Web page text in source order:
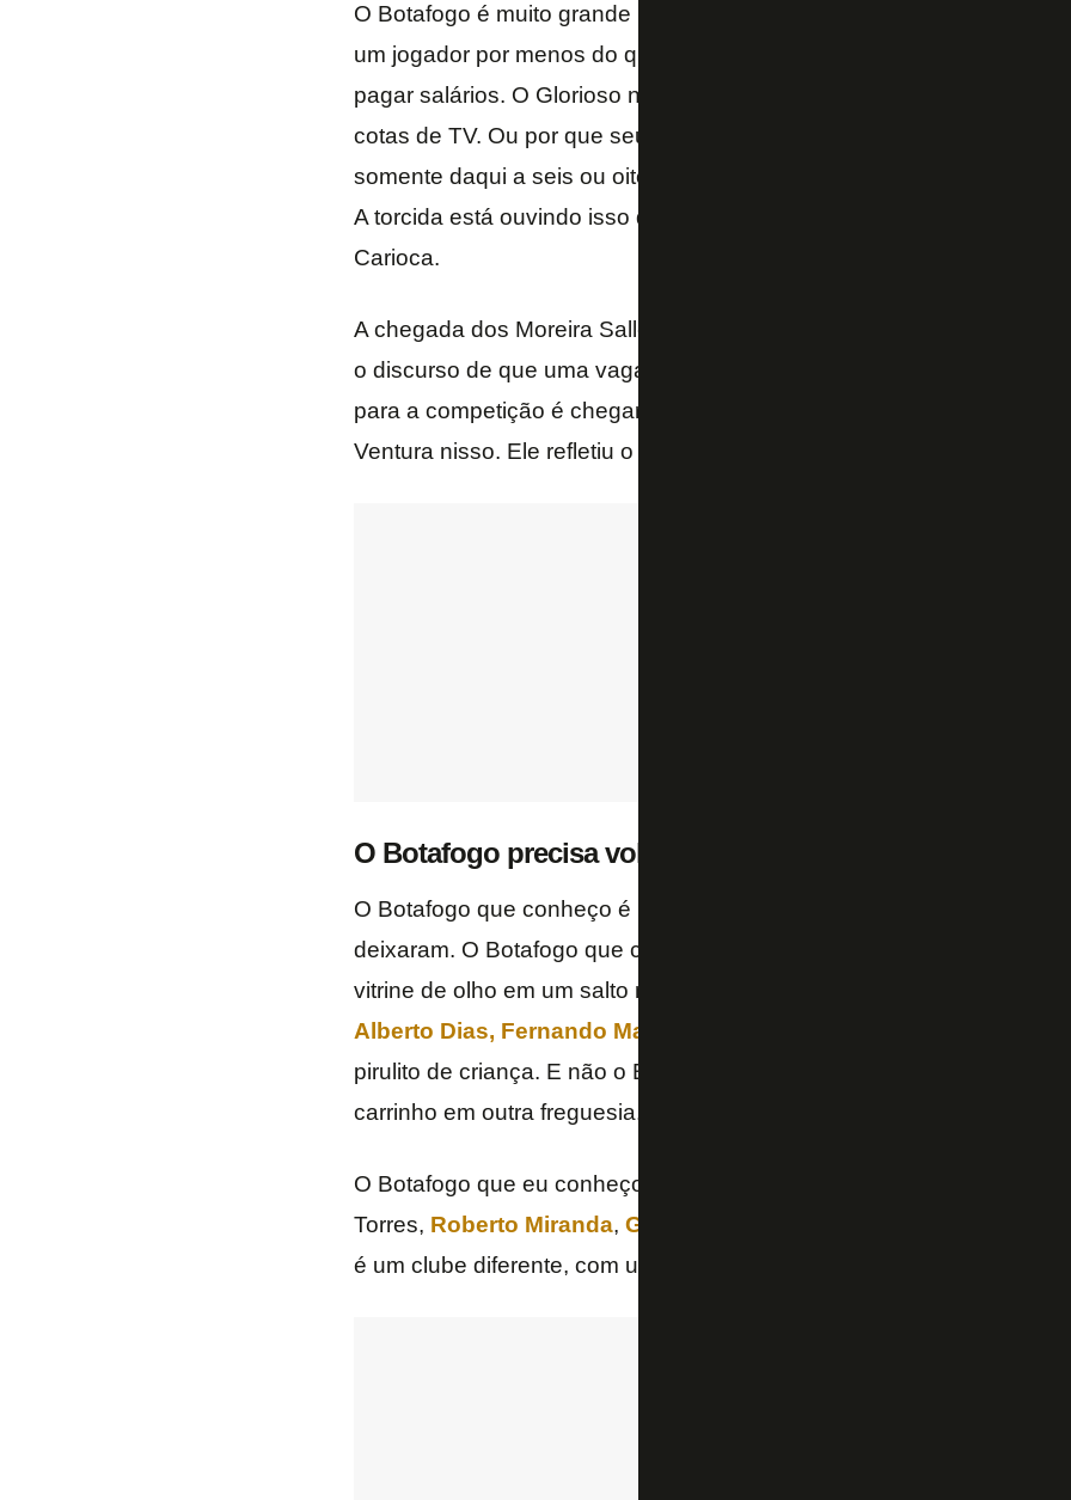
O Botafogo é muito grande para entrar temporada e sair de
um jogador por menos do que vale, até mesmo para um rival
pagar salários. O Glorioso não ganhou este apelido justo por que
cotas de TV. Ou por que seus dirigentes cansam de dar entrevistas
somente daqui a seis ou oito anos será possível montar um time
A torcida está ouvindo isso desde o rebaixamento de 2002 e de lá
Carioca.
A chegada dos Moreira Salles ao futebol do Botafogo pode
o discurso de que uma vaga na Libertadores foi precipitada. Ou que
para a competição é chegar ao topo do Everest. E não vai nenhuma
Ventura nisso. Ele refletiu o que tem sido a realidade do Alvinegro
O Botafogo precisa voltar a ser o sonho dos jogadores
O Botafogo que conheço é muito maior do que o Botafogo que as
deixaram. O Botafogo que conheço é local dos sonhos de qualquer
vitrine de olho em um salto maior. O Botafogo que conheço é o que
Alberto Dias, Fernando Macaé e Renato Gaúcho
pirulito de criança. E não o Botafogo que chora por que o Willian
carrinho em outra freguesia.
O Botafogo que eu conheço é o que jogadores como
Torres, Roberto Miranda, Gonçalves
é um clube diferente, com um ambiente todo especial.